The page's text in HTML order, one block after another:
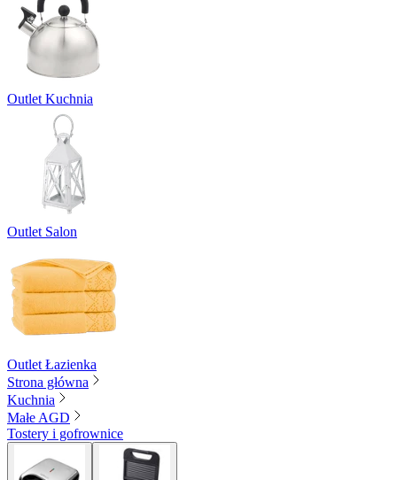
Outlet Kuchnia
Outlet Salon
Outlet Łazienka
Strona główna
Kuchnia
Małe AGD
Tostery i gofrownice